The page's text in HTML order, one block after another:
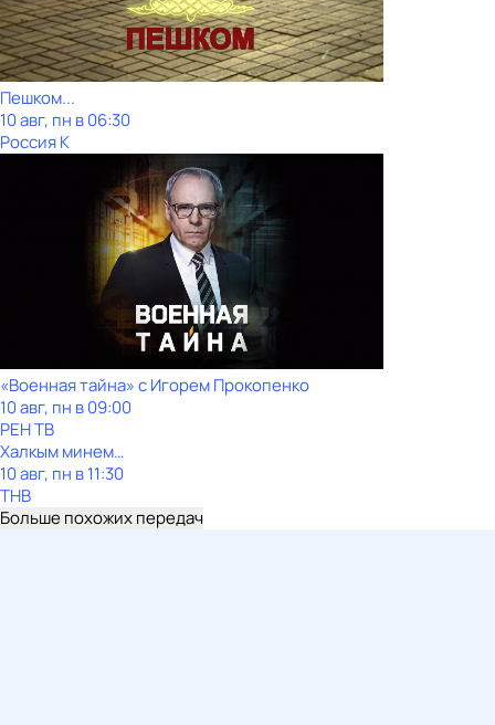
Пешком...
10 авг, пн в 06:30
Россия К
«Военная тайна» с Игорем Прокопенко
10 авг, пн в 09:00
РЕН ТВ
Халкым минем…
10 авг, пн в 11:30
ТНВ
Больше похожих передач